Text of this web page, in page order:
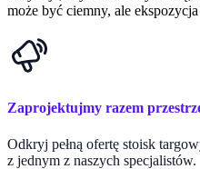
może być ciemny, ale
Zaprojektujmy razem
Odkryj pełną ofertę stoisk
z jednym z naszych specjalistów.